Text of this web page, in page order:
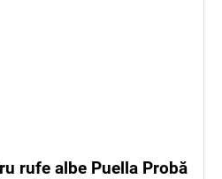
rufe albe Puella Probă